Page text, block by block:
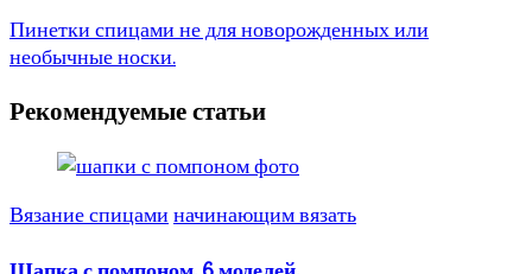
Пинетки спицами не для новорожденных или
необычные носки.
Рекомендуемые статьи
Вязание спицами начинающим вязать